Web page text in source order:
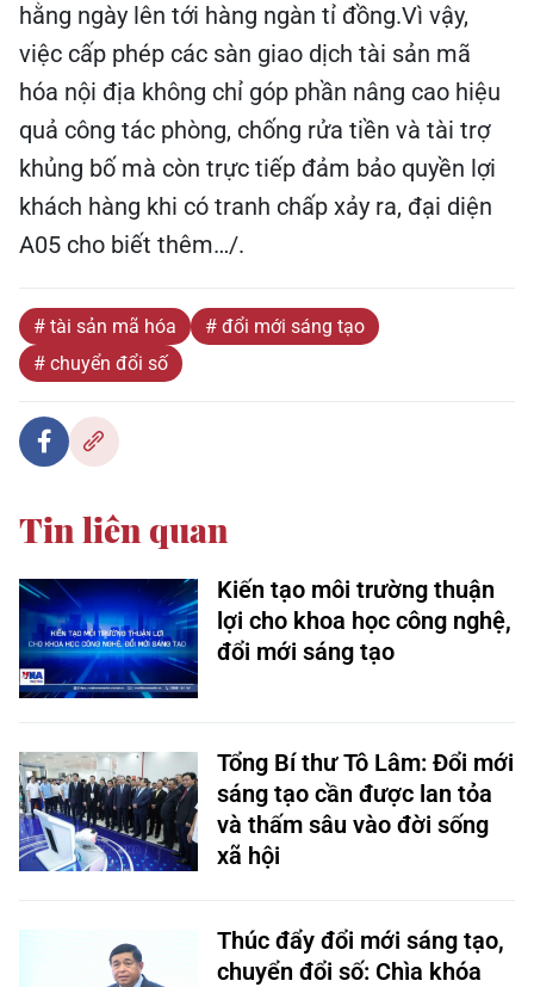
hằng ngày lên tới hàng ngàn tỉ đồng.Vì vậy,
việc cấp phép các sàn giao dịch tài sản mã
hóa nội địa không chỉ góp phần nâng cao hiệu
quả công tác phòng, chống rửa tiền và tài trợ
khủng bố mà còn trực tiếp đảm bảo quyền lợi
khách hàng khi có tranh chấp xảy ra, đại diện
A05 cho biết thêm…/.
# tài sản mã hóa
# đổi mới sáng tạo
# chuyển đổi số
Tin liên quan
Kiến tạo môi trường thuận
lợi cho khoa học công nghệ,
đổi mới sáng tạo
Tổng Bí thư Tô Lâm: Đổi mới
sáng tạo cần được lan tỏa
và thấm sâu vào đời sống
xã hội
Thúc đẩy đổi mới sáng tạo,
chuyển đổi số: Chìa khóa